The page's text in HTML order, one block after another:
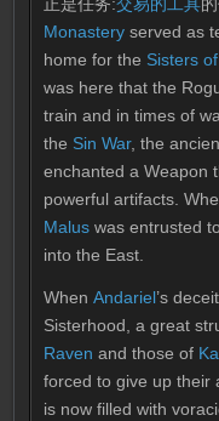
正是任务:交易的工具
Monastery served as
home for the Sisters
was here that the
train and in times of
the Sin War, the
enchanted a Weapon
powerful artifacts.
Malus was entrusted
into the East.
WhenAndariel’s
Sisterhood, a great
Raven and those of
forced to give up their
is now filled with